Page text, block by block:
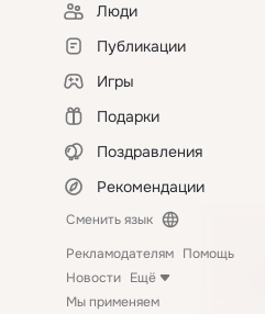
Люди
Публикации
Игры
Подарки
Поздравления
Рекомендации
Сменить язык
Рекламодателям Помощь
Новости Ещё
Мы применяем